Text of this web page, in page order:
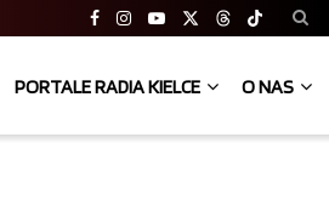
PORTALE RADIA KIELCE O NAS